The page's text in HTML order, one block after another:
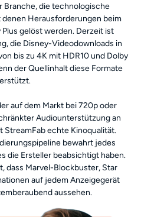
Branche, die technologische
Herausforderungen beim
gelöst werden. Derzeit ist
die Disney-Videodownloads in
bis zu 4K mit HDR10 und Dolby
der Quellinhalt diese Formate
auf dem Markt bei 720p oder
Audiounterstützung an
StreamFab echte Kinoqualität.
bewahrt jedes
die Ersteller beabsichtigt haben.
dass Marvel-Blockbuster, Star
auf jedem Anzeigegerät
aussehen.